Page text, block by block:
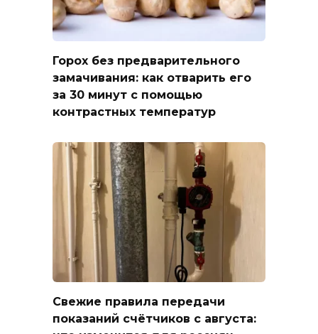
Горох без предварительного
замачивания: как отварить его
за 30 минут с помощью
контрастных температур
Свежие правила передачи
показаний счётчиков с августа: